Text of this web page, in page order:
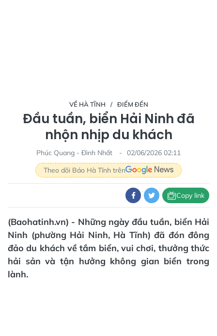
VỀ HÀ TĨNH ĐIỂM ĐẾN
Đầu tuần, biển Hải Ninh đã
nhộn nhịp du khách
Phúc Quang - Đình Nhất
02/06/2026 02:11
Theo dõi Báo Hà Tĩnh trên
Copy link
(Baohatinh.vn) - Những ngày đầu tuần, biển Hải
Ninh (phường Hải Ninh, Hà Tĩnh) đã đón đông
đảo du khách về tắm biển, vui chơi, thưởng thức
hải sản và tận hưởng không gian biển trong
lành.